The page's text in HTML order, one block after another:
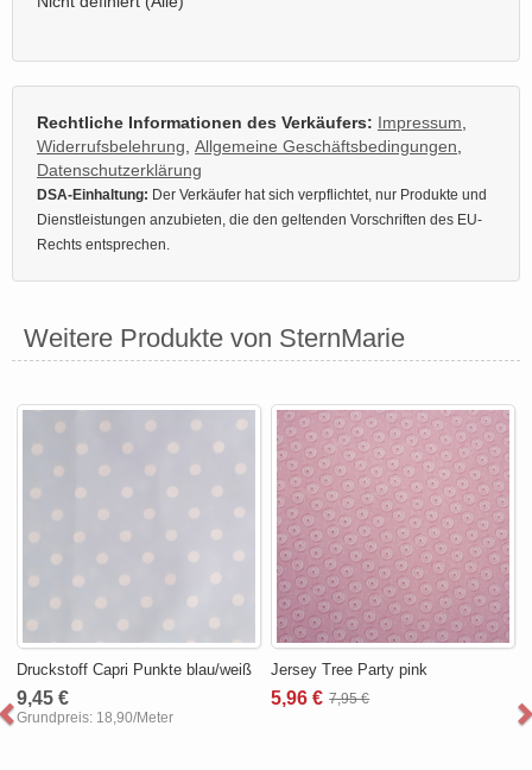
Rechtliche Informationen des Verkäufers: Impressum,
Widerrufsbelehrung, Allgemeine Geschäftsbedingungen,
Datenschutzerklärung
DSA-Einhaltung: Der Verkäufer hat sich verpflichtet, nur Produkte und
Dienstleistungen anzubieten, die den geltenden Vorschriften des EU-
Rechts entsprechen.
Weitere Produkte von SternMarie
Druckstoff Capri Punkte blau/weiß
9,45 €
Grundpreis: 18,90/Meter
Jersey Tree Party pink
5,96 € 7,95 €